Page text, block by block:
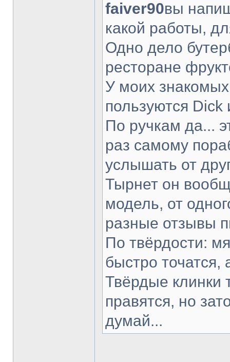
faiver90вы
какой работы,
Одно дело
ресторане
У моих
пользуются Dick
По ручкам да...
раз самому
услышать от
Тырнет он
модель, от
разные отзывы
По твёрдости:
быстро точатся,
Твёрдые клинки
правятся, но
думай...